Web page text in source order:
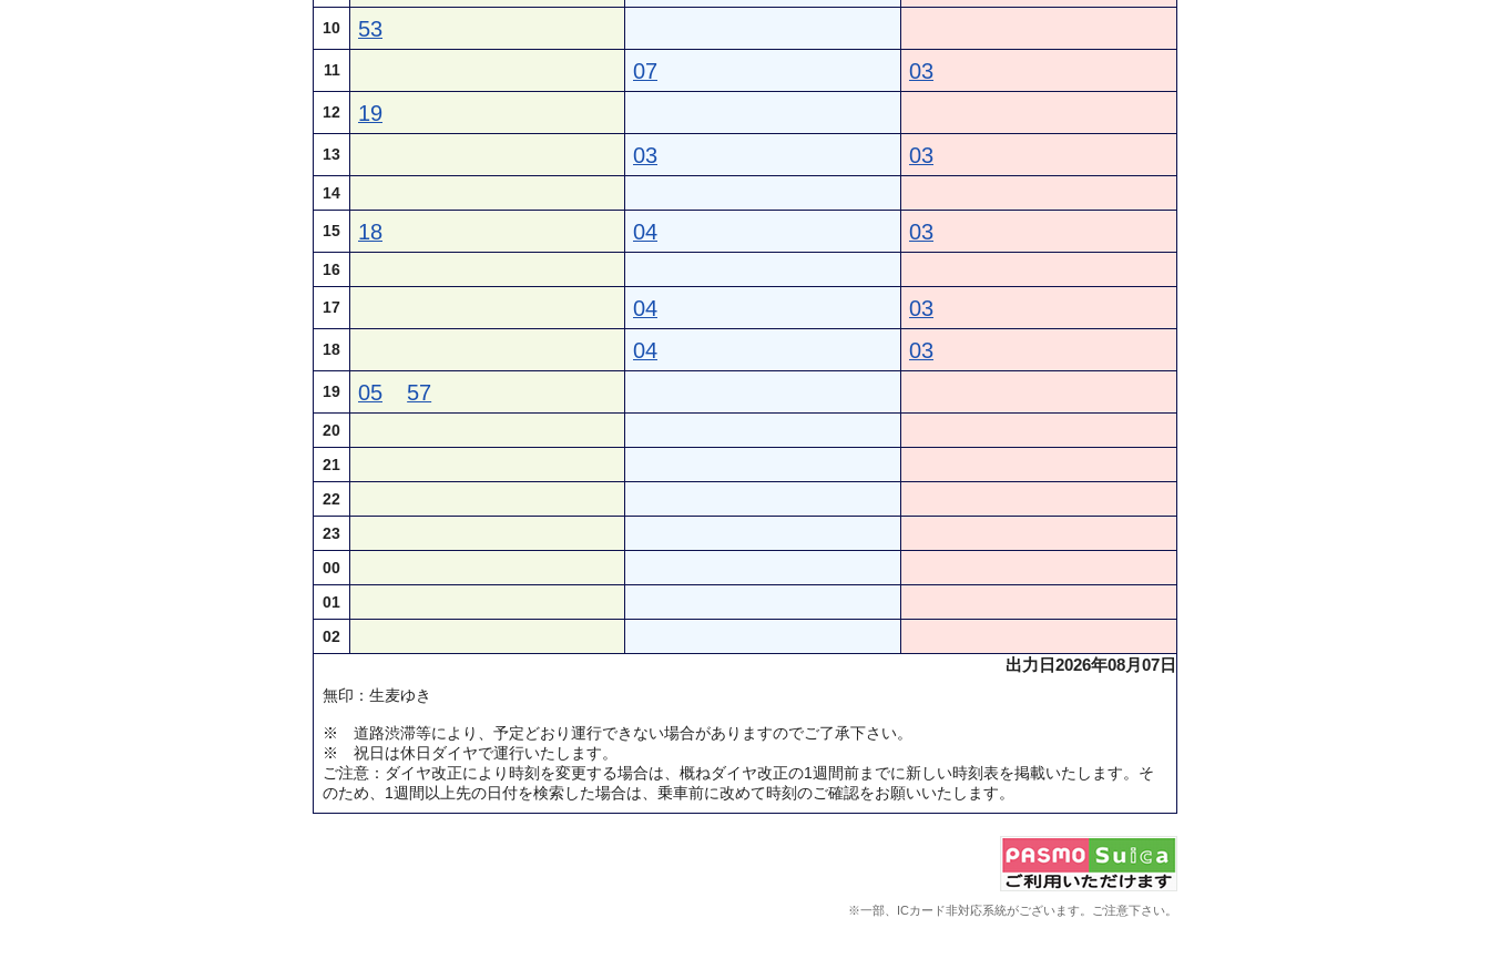
10 53
11 07 03
12 19
13 03 03
14
15 18 04 03
16
17 04 03
18 04 03
19 05 57
20
21
22
23
00
01
02
出力日2026年08月07日
無印：生麦ゆき
※ 道路渋滞等により、予定どおり運行できない場合がありますのでご了承下さい。
※ 祝日は休日ダイヤで運行いたします。
ご注意：ダイヤ改正により時刻を変更する場合は、概ねダイヤ改正の1週間前までに新しい時刻表を掲載いたします。そ
のため、1週間以上先の日付を検索した場合は、乗車前に改めて時刻のご確認をお願いいたします。
※一部、ICカード非対応系統がございます。ご注意下さい。